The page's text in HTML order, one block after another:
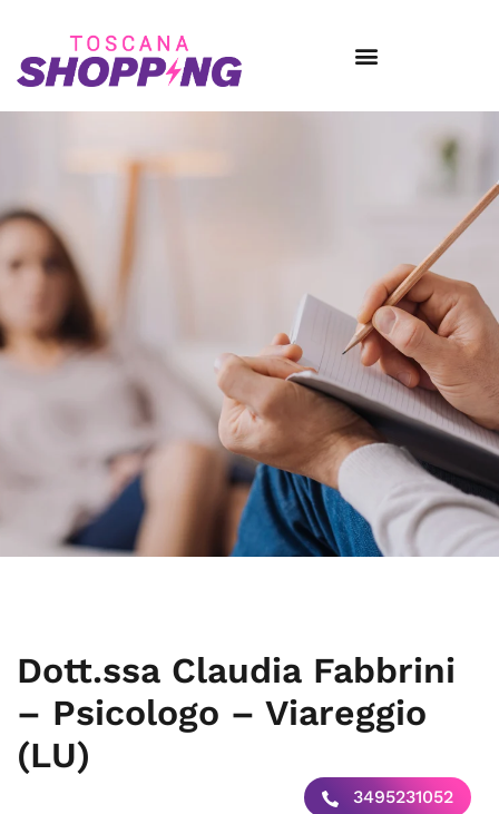
Dott.ssa Claudia Fabbrini
– Psicologo – Viareggio
(LU)
3495231052